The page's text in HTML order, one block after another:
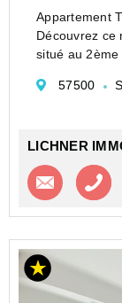
Découvrez ce
situé au
d'un séjour
57500
LICHNER